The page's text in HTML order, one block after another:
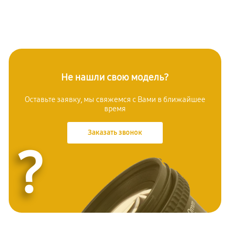
Не нашли свою модель?
Оставьте заявку, мы свяжемся с Вами в ближайшее
время
Заказать звонок
?